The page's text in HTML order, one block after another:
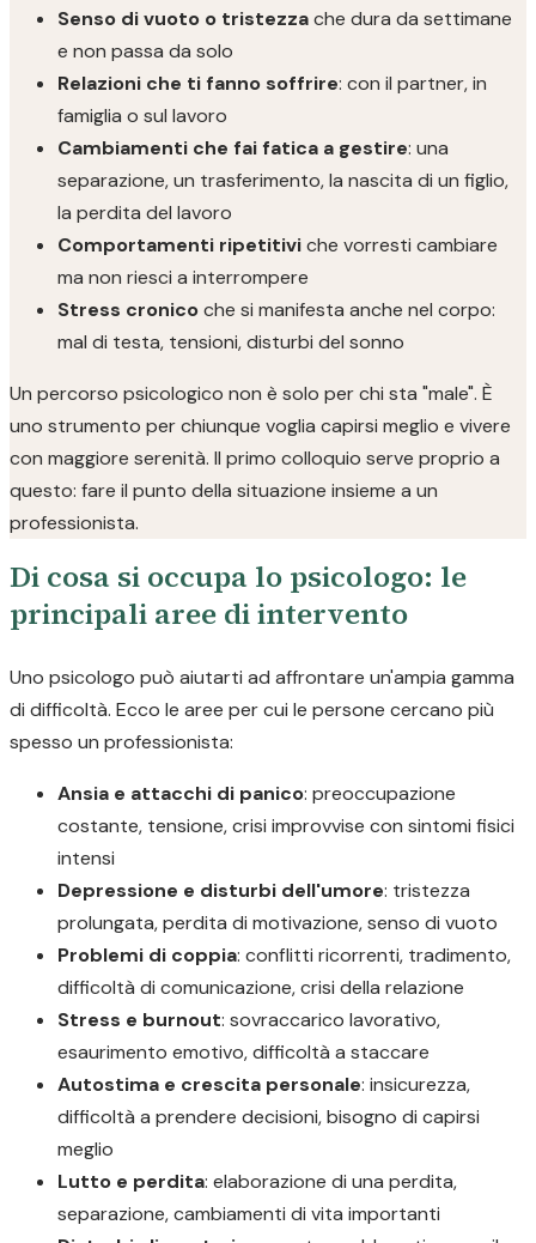
Senso di vuoto o tristezzache dura da settimane
e non passa da solo
Relazioni che ti fanno soffrire: con il partner, in
famiglia o sul lavoro
Cambiamenti che fai fatica a gestire: una
separazione, un trasferimento, la nascita di un figlio,
la perdita del lavoro
Comportamenti ripetitiviche vorresti cambiare
ma non riesci a interrompere
Stress cronicoche si manifesta anche nel corpo:
mal di testa, tensioni, disturbi del sonno
Un percorso psicologico non è solo per chi sta "male". È
uno strumento per chiunque voglia capirsi meglio e vivere
con maggiore serenità. Il primo colloquio serve proprio a
questo: fare il punto della situazione insieme a un
professionista.
Di cosa si occupa lo psicologo: le
principali aree di intervento
Uno psicologo può aiutarti ad affrontare un'ampia gamma
di difficoltà. Ecco le aree per cui le persone cercano più
spesso un professionista:
Ansia e attacchi di panico: preoccupazione
costante, tensione, crisi improvvise con sintomi fisici
intensi
Depressione e disturbi dell'umore: tristezza
prolungata, perdita di motivazione, senso di vuoto
Problemi di coppia: conflitti ricorrenti, tradimento,
difficoltà di comunicazione, crisi della relazione
Stress e burnout: sovraccarico lavorativo,
esaurimento emotivo, difficoltà a staccare
Autostima e crescita personale: insicurezza,
difficoltà a prendere decisioni, bisogno di capirsi
meglio
Lutto e perdita: elaborazione di una perdita,
separazione, cambiamenti di vita importanti